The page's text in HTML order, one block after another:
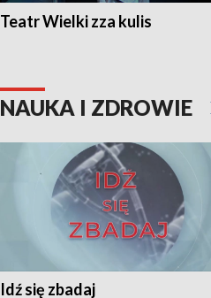
Teatr Wielki zza kulis
NAUKA I ZDROWIE
Idź się zbadaj